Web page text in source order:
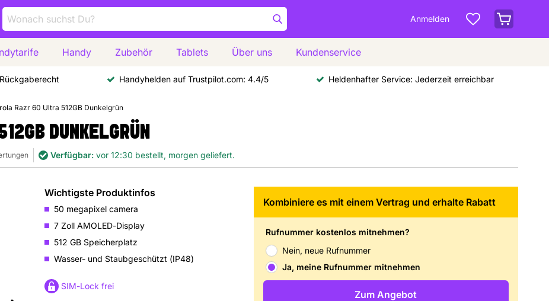
Anmelden
Handy Zubehör Tablets Über uns Kundenservice
Handyhelden auf Trustpilot.com: 4.4/5 Heldenhafter Service: Jederzeit erreichbar
Razr 60 Ultra 512GB Dunkelgrün
DUNKELGRÜN
Verfügbar: vor 12:30 bestellt, morgen geliefert.
Wichtigste Produktinfos
50 megapixel camera
7 Zoll AMOLED-Display
512 GB Speicherplatz
Wasser- und Staubgeschützt (IP48)
SIM-Lock frei
Kombiniere es mit einem Vertrag und erhalte Rabatt
Rufnummer kostenlos mitnehmen?
Nein, neue Rufnummer
Ja, meine Rufnummer mitnehmen
Zum Angebot